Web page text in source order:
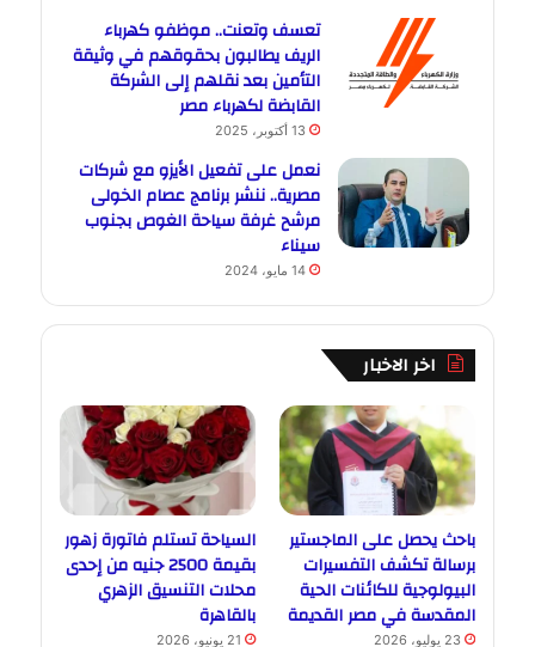
تعسف وتعنت.. موظفو كهرباء
الريف يطالبون بحقوقهم في وثيقة
التأمين بعد نقلهم إلى الشركة
القابضة لكهرباء مصر
13 أكتوبر، 2025
نعمل على تفعيل الأيزو مع شركات
مصرية.. ننشر برنامج عصام الخولى
مرشح غرفة سياحة الغوص بجنوب
سيناء
14 مايو، 2024
اخر الاخبار
باحث يحصل على الماجستير
برسالة تكشف التفسيرات
البيولوجية للكائنات الحية
المقدسة في مصر القديمة
23 يوليو، 2026
السياحة تستلم فاتورة زهور
بقيمة 2500 جنيه من إحدى
محلات التنسيق الزهري
بالقاهرة
21 يونيو، 2026